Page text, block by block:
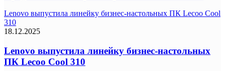
Lenovo выпустила линейку бизнес-настольных ПК Lecoo Cool
310
18.12.2025
Lenovo выпустила линейку бизнес-настольных
ПК Lecoo Cool 310